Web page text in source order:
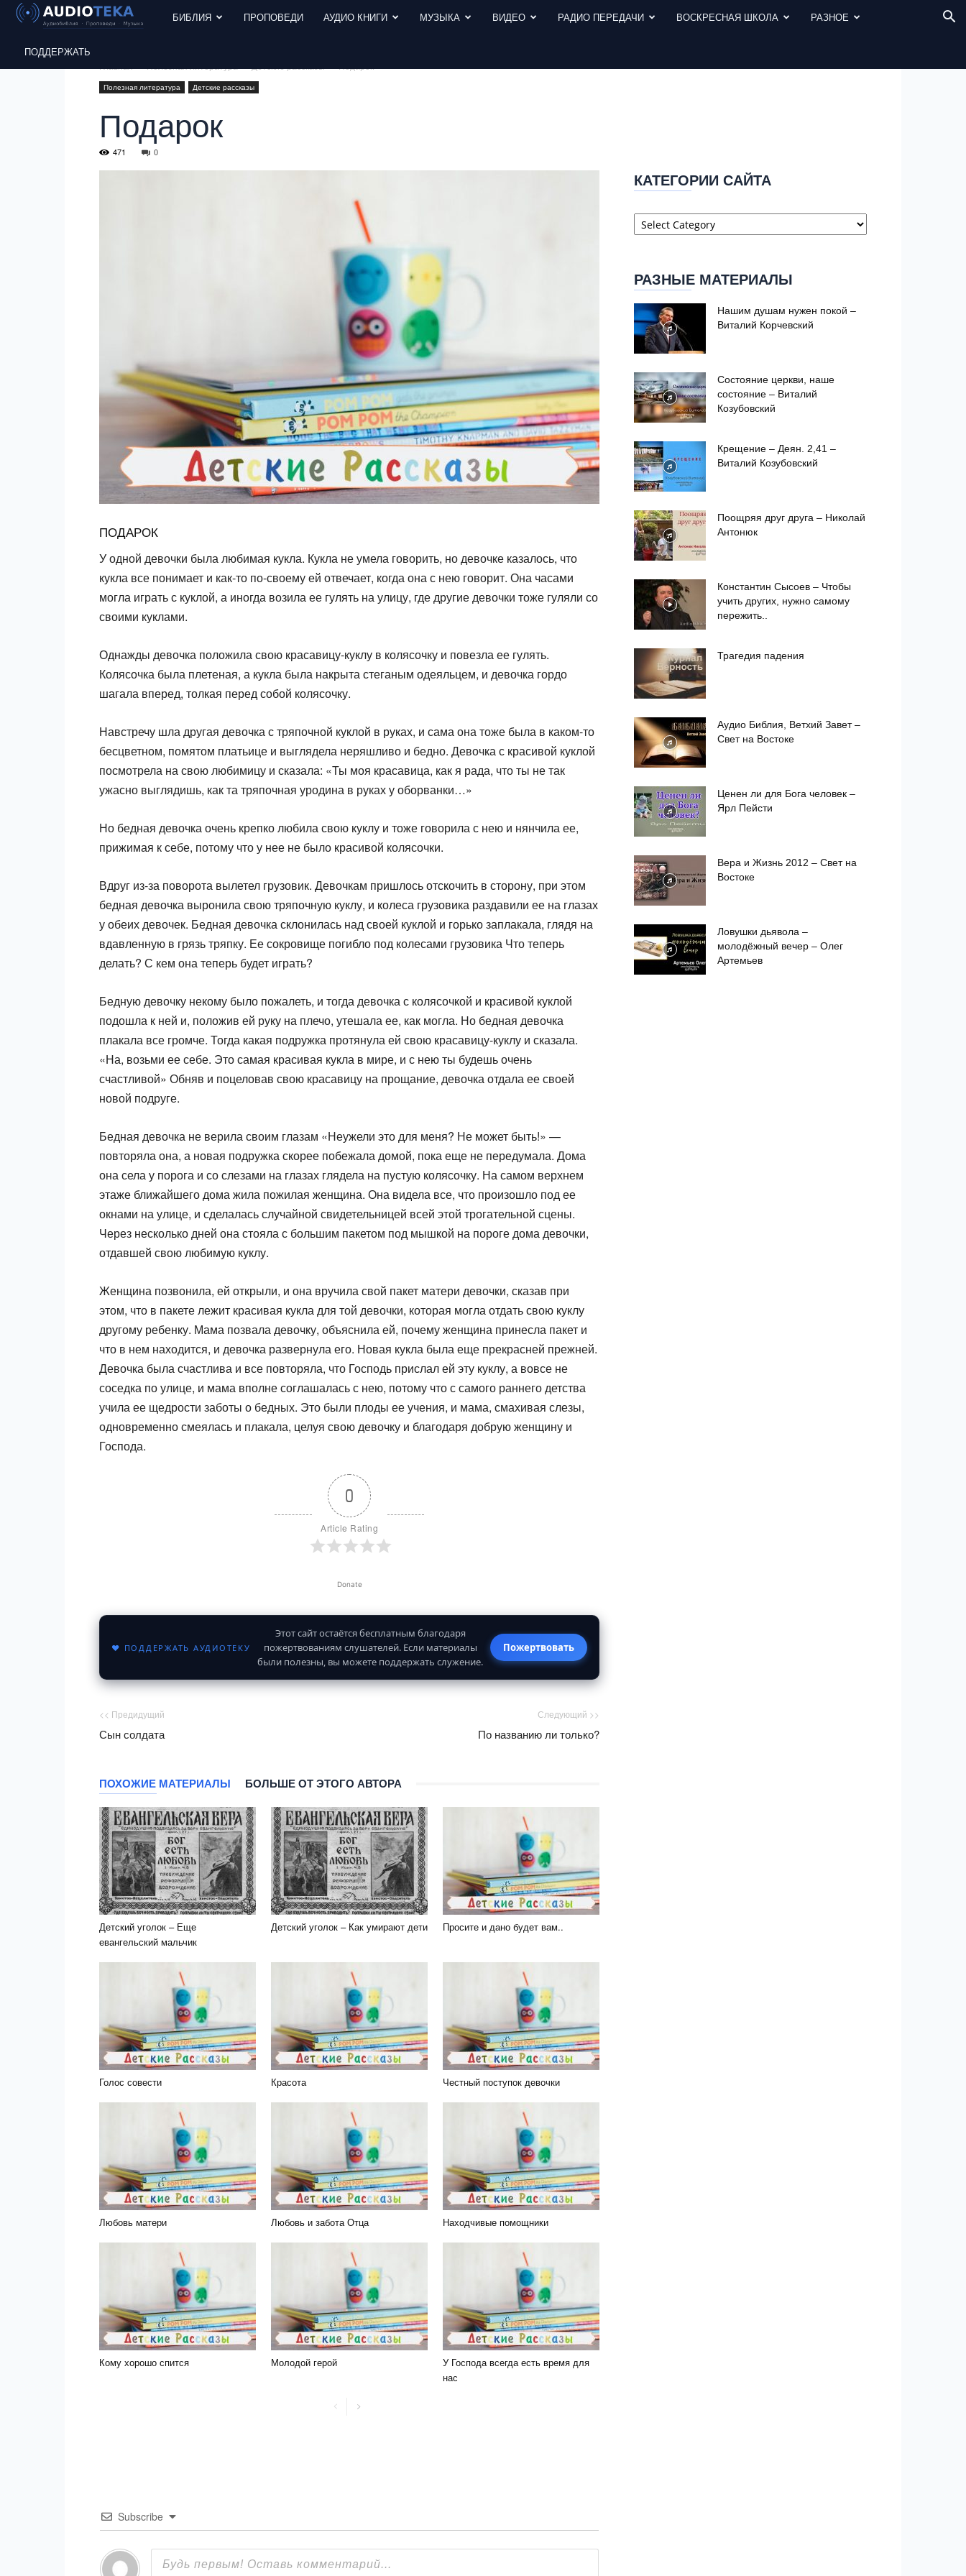
БИБЛИЯ ПРОПОВЕДИ АУДИО КНИГИ МУЗЫКА ВИДЕО РАДИО ПЕРЕДАЧИ ВОСКРЕСНАЯ ШКОЛА РАЗНОЕ
ПОДДЕРЖАТЬ
Полезная литература Детские рассказы
Подарок
471 0
ПОДАРОК
У одной девочки была любимая кукла. Кукла не умела говорить, но девочке казалось, что
кукла все понимает и как-то по-своему ей отвечает, когда она с нею говорит. Она часами
могла играть с куклой, а иногда возила ее гулять на улицу, где другие девочки тоже гуляли со
своими куклами.
Однажды девочка положила свою красавицу-куклу в коля­сочку и повезла ее гулять.
Колясочка была плетеная, а кукла была накрыта стеганым одеяльцем, и девочка гордо
шагала вперед, толкая перед собой колясочку.
Навстречу шла другая девочка с тряпочной куклой в руках, и сама она тоже была в каком-то
бесцветном, помятом пла­тьице и выглядела неряшливо и бедно. Девочка с красивой куклой
посмотрела на свою любимицу и сказала: «Ты моя красавица, как я рада, что ты не так
ужасно выглядишь, как та тряпочная уродина в руках у оборванки…»
Но бедная девочка очень крепко любила свою куклу и тоже говорила с нею и нянчила ее,
прижимая к себе, потому что у нее не было красивой колясочки.
Вдруг из-за поворота вылетел грузовик. Девочкам при­шлось отскочить в сторону, при этом
бедная девочка вырони­ла свою тряпочную куклу, и колеса грузовика раздавили ее на глазах
у обеих девочек. Бедная девочка склонилась над своей куклой и горько заплакала, глядя на
вдавленную в грязь тряпку. Ее сокровище погибло под колесами грузовика Что теперь
делать? С кем она теперь будет играть?
Бедную девочку некому было пожалеть, и тогда девочка с колясочкой и красивой куклой
подошла к ней и, положив ей руку на плечо, утешала ее, как могла. Но бедная девочка
плакала все громче. Тогда какая подружка протянула ей свою красавицу-куклу и сказала.
«На, возьми ее себе. Это самая красивая кукла в мире, и с нею ты будешь очень
счастливой» Обняв и поцеловав свою красавицу на прощание, девочка отдала ее своей
новой подруге.
Бедная девочка не верила своим глазам «Неужели это для меня? Не может быть!» —
повторяла она, а новая подружка скорее побежала домой, пока еще не передумала. Дома
она села у порога и со слезами на глазах глядела на пустую колясочку. На самом верхнем
этаже ближайшего дома жила пожилая женщина. Она видела все, что произошло под ее
окнами на улице, и сделалась случайной свидетельницей всей этой трогательной сцены.
Через несколько дней она стояла с большим пакетом под мышкой на пороге дома девочки,
отдавшей свою любимую куклу.
Женщина позвонила, ей открыли, и она вручила свой пакет матери девочки, сказав при
этом, что в пакете лежит красивая кукла для той девочки, которая могла отдать свою куклу
другому ребенку. Мама позвала девочку, объяснила ей, почему женщина принесла пакет и
что в нем находится, и де­вочка развернула его. Новая кукла была еще прекрасней прежней.
Девочка была счастлива и все повторяла, что Гос­подь прислал ей эту куклу, а вовсе не
соседка по улице, и мама вполне соглашалась с нею, потому что с самого раннего детства
учила ее щедрости заботы о бедных. Это были плоды ее учения, и мама, смахивая слезы,
одновременно смеялась и плакала, целуя свою девочку и благодаря добрую женщину и
Господа.
0
Article Rating
Donate
♥ ПОДДЕРЖАТЬ АУДИОТЕКУ
Этот сайт остаётся бесплатным благодаря
пожертвованиям слушателей. Если материалы
были полезны, вы можете поддержать служение.
Пожертвовать
<< Предидущий
Сын солдата
Следующий >>
По названию ли только?
ПОХОЖИЕ МАТЕРИАЛЫ БОЛЬШЕ ОТ ЭТОГО АВТОРА
Детский уголок – Еще
евангельский мальчик
Детский уголок – Как умирают дети Просите и дано будет вам..
Голос совести Красота Честный поступок девочки
Любовь матери Любовь и забота Отца Находчивые помощники
Кому хорошо спится Молодой герой
У Господа всегда есть время для
нас
Subscribe
КАТЕГОРИИ САЙТА
Категории
сайта
РАЗНЫЕ МАТЕРИАЛЫ
Нашим душам нужен покой –
Виталий Корчевский
Состояние церкви, наше
состояние – Виталий
Козубовский
Крещение – Деян. 2,41 –
Виталий Козубовский
Поощряя друг друга – Николай
Антонюк
Константин Сысоев – Чтобы
учить других, нужно самому
пережить..
Трагедия падения
Аудио Библия, Ветхий Завет –
Свет на Востоке
Ценен ли для Бога человек –
Ярл Пейсти
Вера и Жизнь 2012 – Свет на
Востоке
Ловушки дьявола –
молодёжный вечер – Олег
Артемьев